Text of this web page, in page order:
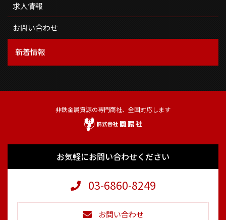
求人情報
お問い合わせ
新着情報
非鉄金属資源の専門商社、全国対応します
お気軽にお問い合わせください
03-6860-8249
お問い合わせ